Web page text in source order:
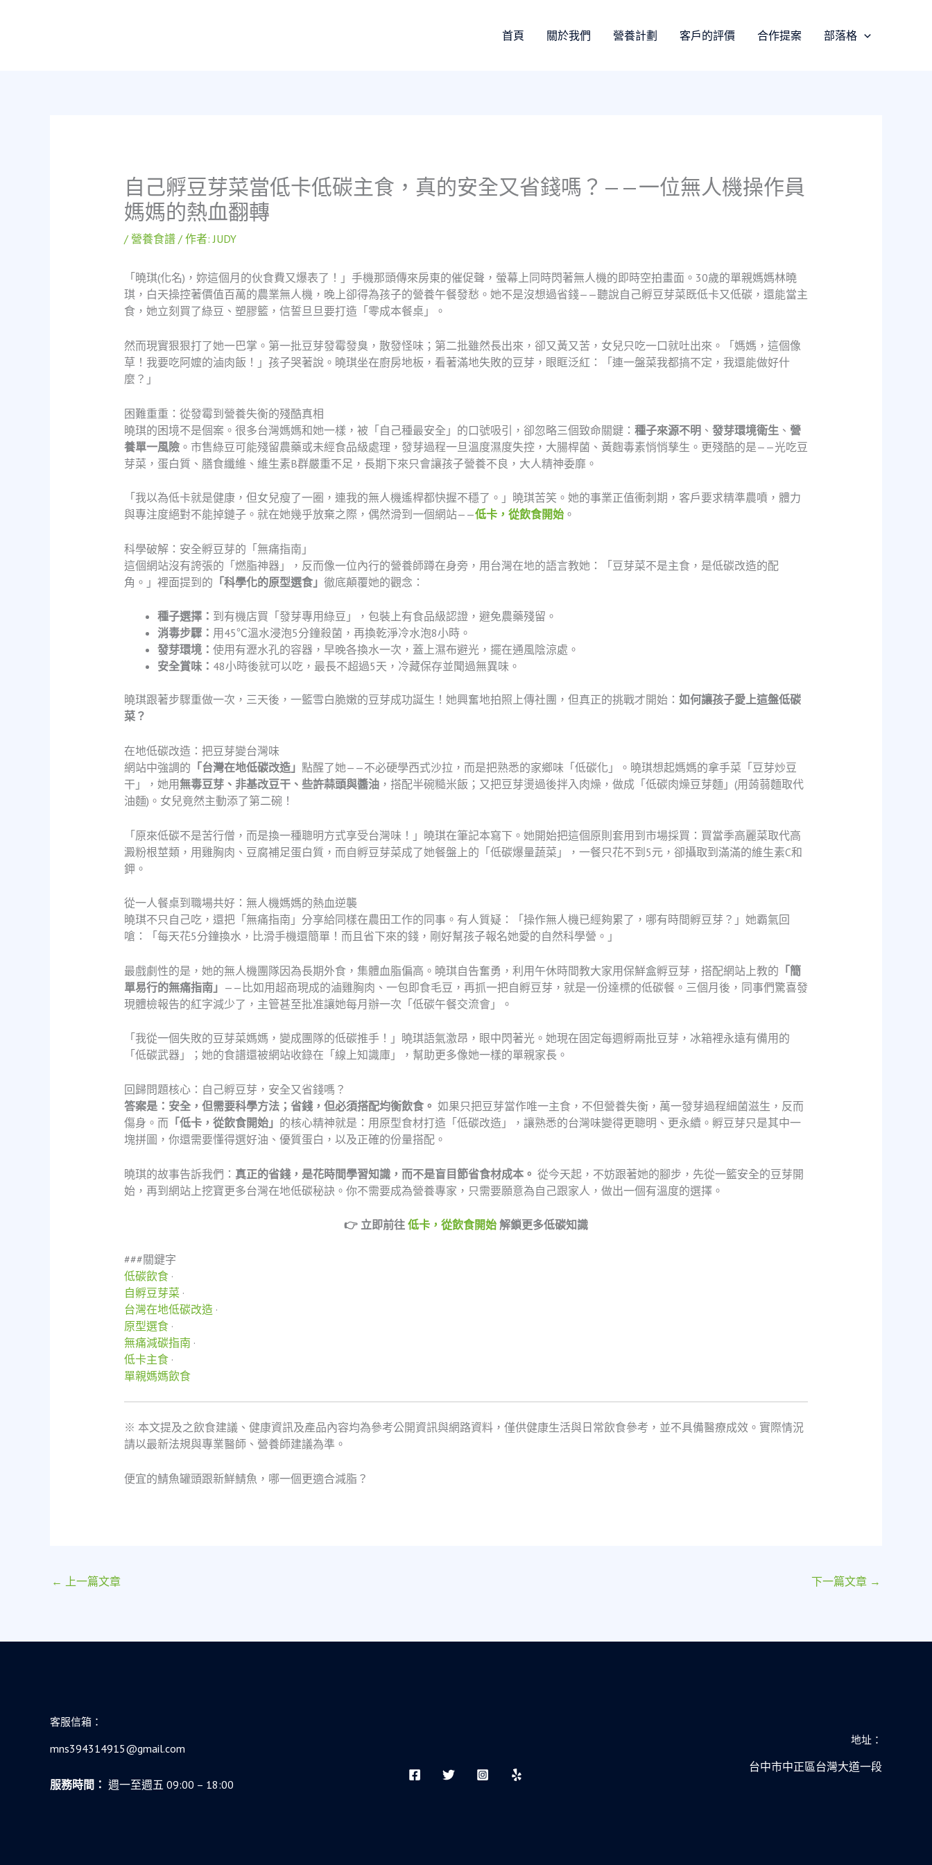
首頁 關於我們 營養計劃 客戶的評價 合作提案 部落格
自己孵豆芽菜當低卡低碳主食，真的安全又省錢嗎？——一位無人機操作員
媽媽的熱血翻轉
/ 營養食譜/ 作者:JUDY
「曉琪(化名)，妳這個月的伙食費又爆表了！」手機那頭傳來房東的催促聲，螢幕上同時閃著無人機的即時空拍畫面。30歲的單親媽媽林曉
琪，白天操控著價值百萬的農業無人機，晚上卻得為孩子的營養午餐發愁。她不是沒想過省錢——聽說自己孵豆芽菜既低卡又低碳，還能當主
食，她立刻買了綠豆、塑膠籃，信誓旦旦要打造「零成本餐桌」。
然而現實狠狠打了她一巴掌。第一批豆芽發霉發臭，散發怪味；第二批雖然長出來，卻又黃又苦，女兒只吃一口就吐出來。「媽媽，這個像
草！我要吃阿嬤的滷肉飯！」孩子哭著說。曉琪坐在廚房地板，看著滿地失敗的豆芽，眼眶泛紅：「連一盤菜我都搞不定，我還能做好什
麼？」
困難重重：從發霉到營養失衡的殘酷真相
曉琪的困境不是個案。很多台灣媽媽和她一樣，被「自己種最安全」的口號吸引，卻忽略三個致命關鍵： 種子來源不明 、 發芽環境衛生 、 營
養單一風險。市售綠豆可能殘留農藥或未經食品級處理，發芽過程一旦溫度濕度失控，大腸桿菌、黃麴毒素悄悄孳生。更殘酷的是——光吃豆
芽菜，蛋白質、膳食纖維、維生素B群嚴重不足，長期下來只會讓孩子營養不良，大人精神委靡。
「我以為低卡就是健康，但女兒瘦了一圈，連我的無人機遙桿都快握不穩了。」曉琪苦笑。她的事業正值衝刺期，客戶要求精準農噴，體力
與專注度絕對不能掉鏈子。就在她幾乎放棄之際，偶然滑到一個網站——低卡，從飲食開始。
科學破解：安全孵豆芽的「無痛指南」
這個網站沒有誇張的「燃脂神器」，反而像一位內行的營養師蹲在身旁，用台灣在地的語言教她：「豆芽菜不是主食，是低碳改造的配
角。」裡面提到的 「科學化的原型選食」 徹底顛覆她的觀念：
種子選擇： 到有機店買「發芽專用綠豆」，包裝上有食品級認證，避免農藥殘留。
消毒步驟： 用45℃溫水浸泡5分鐘殺菌，再換乾淨冷水泡8小時。
發芽環境： 使用有瀝水孔的容器，早晚各換水一次，蓋上濕布避光，擺在通風陰涼處。
安全賞味： 48小時後就可以吃，最長不超過5天，冷藏保存並聞過無異味。
曉琪跟著步驟重做一次，三天後，一籃雪白脆嫩的豆芽成功誕生！她興奮地拍照上傳社團，但真正的挑戰才開始： 如何讓孩子愛上這盤低碳
菜？
在地低碳改造：把豆芽變台灣味
網站中強調的 「台灣在地低碳改造」 點醒了她——不必硬學西式沙拉，而是把熟悉的家鄉味「低碳化」。曉琪想起媽媽的拿手菜「豆芽炒豆
干」，她用 無毒豆芽、非基改豆干、些許蒜頭與醬油，搭配半碗糙米飯；又把豆芽燙過後拌入肉燥，做成「低碳肉燥豆芽麵」(用蒟蒻麵取代
油麵)。女兒竟然主動添了第二碗！
「原來低碳不是苦行僧，而是換一種聰明方式享受台灣味！」曉琪在筆記本寫下。她開始把這個原則套用到市場採買：買當季高麗菜取代高
澱粉根莖類，用雞胸肉、豆腐補足蛋白質，而自孵豆芽菜成了她餐盤上的「低碳爆量蔬菜」，一餐只花不到5元，卻攝取到滿滿的維生素C和
鉀。
從一人餐桌到職場共好：無人機媽媽的熱血逆襲
曉琪不只自己吃，還把「無痛指南」分享給同樣在農田工作的同事。有人質疑：「操作無人機已經夠累了，哪有時間孵豆芽？」她霸氣回
嗆：「每天花5分鐘換水，比滑手機還簡單！而且省下來的錢，剛好幫孩子報名她愛的自然科學營。」
最戲劇性的是，她的無人機團隊因為長期外食，集體血脂偏高。曉琪自告奮勇，利用午休時間教大家用保鮮盒孵豆芽，搭配網站上教的 「簡
單易行的無痛指南」 ——比如用超商現成的滷雞胸肉、一包即食毛豆，再抓一把自孵豆芽，就是一份達標的低碳餐。三個月後，同事們驚喜發
現體檢報告的紅字減少了，主管甚至批准讓她每月辦一次「低碳午餐交流會」。
「我從一個失敗的豆芽菜媽媽，變成團隊的低碳推手！」曉琪語氣激昂，眼中閃著光。她現在固定每週孵兩批豆芽，冰箱裡永遠有備用的
「低碳武器」；她的食譜還被網站收錄在「線上知識庫」，幫助更多像她一樣的單親家長。
回歸問題核心：自己孵豆芽，安全又省錢嗎？
答案是：安全，但需要科學方法；省錢，但必須搭配均衡飲食。 如果只把豆芽當作唯一主食，不但營養失衡，萬一發芽過程細菌滋生，反而
傷身。而「低卡，從飲食開始」 的核心精神就是：用原型食材打造「低碳改造」，讓熟悉的台灣味變得更聰明、更永續。孵豆芽只是其中一
塊拼圖，你還需要懂得選好油、優質蛋白，以及正確的份量搭配。
曉琪的故事告訴我們： 真正的省錢，是花時間學習知識，而不是盲目節省食材成本。 從今天起，不妨跟著她的腳步，先從一籃安全的豆芽開
始，再到網站上挖寶更多台灣在地低碳秘訣。你不需要成為營養專家，只需要願意為自己跟家人，做出一個有溫度的選擇。
👉 立即前往 低卡，從飲食開始 解鎖更多低碳知識
###關鍵字
低碳飲食·
自孵豆芽菜·
台灣在地低碳改造 ·
原型選食·
無痛減碳指南 ·
低卡主食·
單親媽媽飲食
※ 本文提及之飲食建議、健康資訊及產品內容均為參考公開資訊與網路資料，僅供健康生活與日常飲食參考，並不具備醫療成效。實際情況
請以最新法規與專業醫師、營養師建議為準。
便宜的鯖魚罐頭跟新鮮鯖魚，哪一個更適合減脂？
← 上一篇文章 下一篇文章 →
客服信箱：
mns394314915@gmail.com
服務時間： 週一至週五 09:00 – 18:00
地址：
台中市中正區台灣大道一段